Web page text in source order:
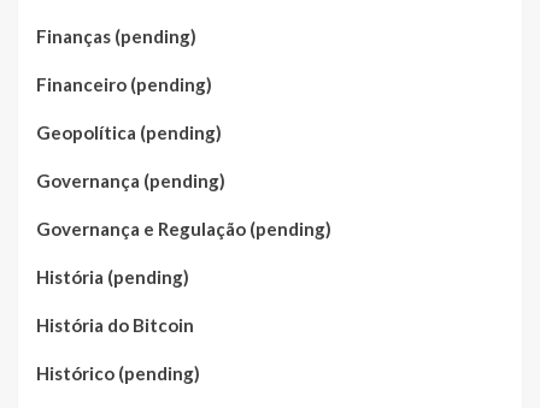
Finanças (pending)
Financeiro (pending)
Geopolítica (pending)
Governança (pending)
Governança e Regulação (pending)
História (pending)
História do Bitcoin
Histórico (pending)